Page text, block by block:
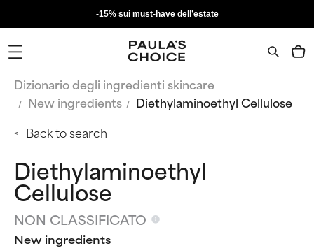
-15% sui must-have dell’estate
Dizionario degli ingredienti skincare
New ingredients
Diethylaminoethyl Cellulose
Back to search
Diethylaminoethyl
Cellulose
NON CLASSIFICATO
New ingredients